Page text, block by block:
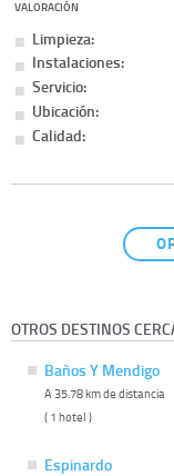
VALORACIÓN
Limpieza:
Instalaciones:
Servicio:
Ubicación:
Calidad:
OTROS DESTINOS
Baños Y Mendigo
A 35.78 km de distancia
( 1 hotel )
Espinardo